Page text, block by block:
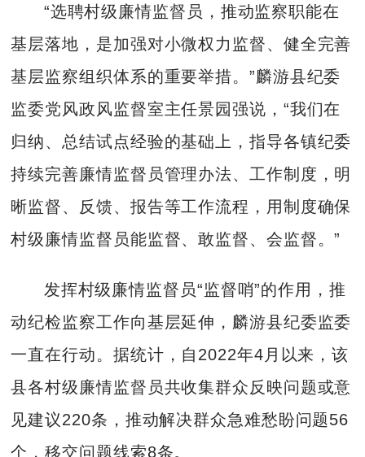
“选聘村级廉情监督员，推动监察职能在
基层落地，是加强对小微权力监督、健全完善
基层监察组织体系的重要举措。”麟游县纪委
监委党风政风监督室主任景园强说，“我们在
归纳、总结试点经验的基础上，指导各镇纪委
持续完善廉情监督员管理办法、工作制度，明
晰监督、反馈、报告等工作流程，用制度确保
村级廉情监督员能监督、敢监督、会监督。”
发挥村级廉情监督员“监督哨”的作用，推
动纪检监察工作向基层延伸，麟游县纪委监委
一直在行动。据统计，自2022年4月以来，该
县各村级廉情监督员共收集群众反映问题或意
见建议220条，推动解决群众急难愁盼问题56
个，移交问题线索8条。